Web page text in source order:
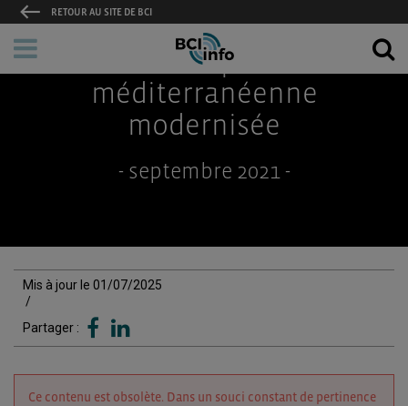
RETOUR AU SITE DE BCI
Accueil/BCI info/Convention pan-euro-méditerranéenne modernisée
Convention pan-euro-
méditerranéenne
modernisée
- septembre 2021 -
Mis à jour le 01/07/2025
/
Partager :
Ce contenu est obsolète. Dans un souci constant de pertinence